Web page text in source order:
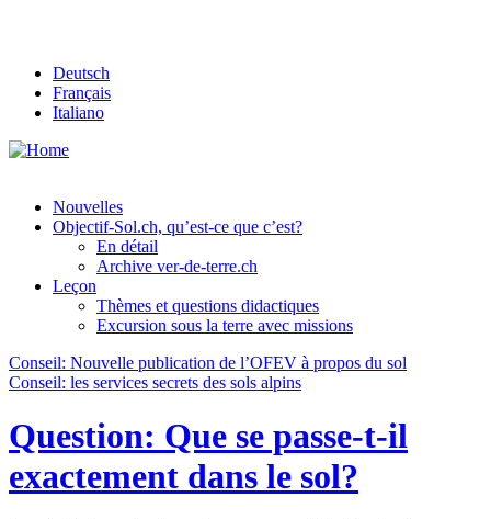
Deutsch
Français
Italiano
Nouvelles
Objectif-Sol.ch, qu’est-ce que c’est?
En détail
Archive ver-de-terre.ch
Leçon
Thèmes et questions didactiques
Excursion sous la terre avec missions
Conseil: Nouvelle publication de l’OFEV à propos du sol
Conseil: les services secrets des sols alpins
Question: Que se passe-t-il
exactement dans le sol?